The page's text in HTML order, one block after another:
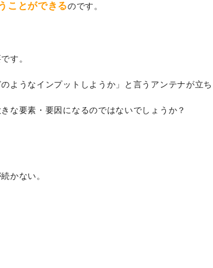
ことができるのです。
す。
ようなインプットしようか」と言うアンテナが立
な要素・要因になるのではないでしょうか？
かない。